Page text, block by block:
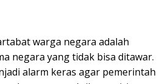
warga negara adalah
negara yang tidak bisa ditawar.
alarm keras agar pemerintah